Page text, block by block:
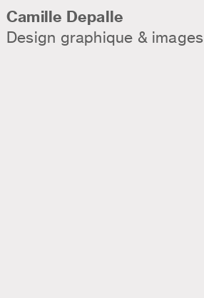
Camille Depalle
Design graphique & images